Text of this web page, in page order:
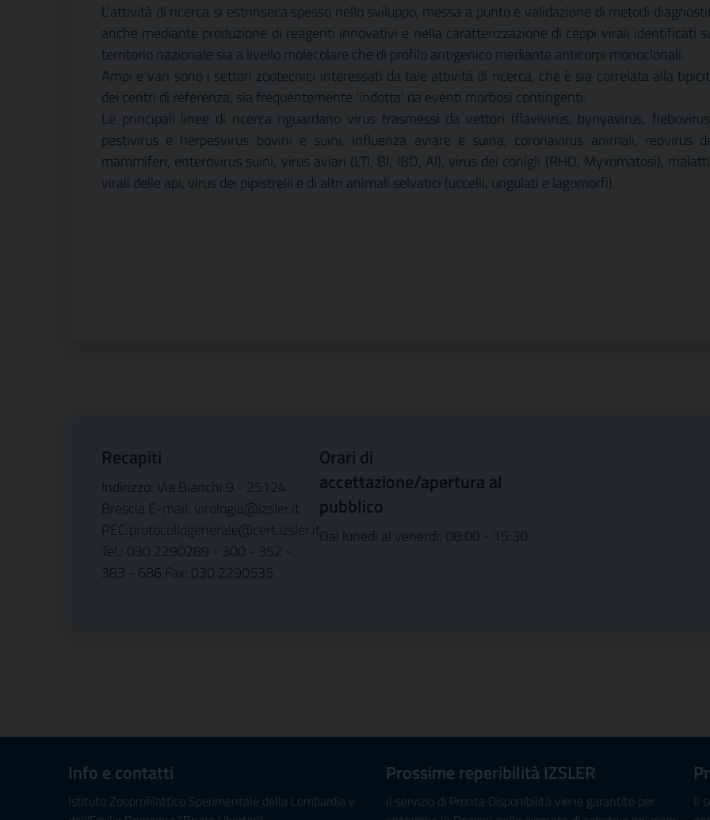
L’attività di ricerca si estrinseca spesso nello sviluppo, messa a punto e validazione di metodi
anche mediante produzione di reagenti innovativi e nella caratterizzazione di ceppi virali identificati
territorio nazionale sia a livello molecolare che di profilo antigenico mediante anticorpi monoclonali.
Ampi e vari sono i settori zootecnici interessati da tale attività di ricerca, che è sia correlata alla
dei centri di referenza, sia frequentemente ‘indotta’ da eventi morbosi contingenti.
Le principali linee di ricerca riguardano virus trasmessi da vettori (flavivirus, bynyavirus,
pestivirus e herpesvirus bovini e suini, influenza aviare e suina, coronavirus animali, reovirus
mammiferi, enterovirus suini, virus aviari (LTI, BI, IBD, AI), virus dei conigli (RHD, Myxomatosi),
virali delle api, virus dei pipistrelli e di altri animali selvatici (uccelli, ungulati e lagomorfi).
Recapiti
Indirizzo: Via Bianchi 9 - 25124
Brescia E-mail: virologia@izsler.it
PEC:protocollogenerale@cert.izsler.it
Tel.: 030 2290289 - 300 - 352 -
383 - 686 Fax: 030 2290535
Orari di
accettazione/apertura al
pubblico
Dal lunedì al venerdì: 08:00 - 15:30
Info e contatti
Istituto Zooprofilattico Sperimentale della Lombardia e
Prossime reperibilità IZSLER
Il servizio di Pronta Disponibilità viene garantito per
Il